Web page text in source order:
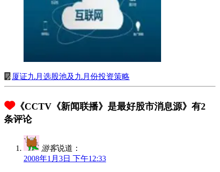
《CCTV《新闻联播》是最好股市消息源》有2
条评论
游客说道：
2008年1月3日 下午12:33
厦证九月选股池及九月份投资策略